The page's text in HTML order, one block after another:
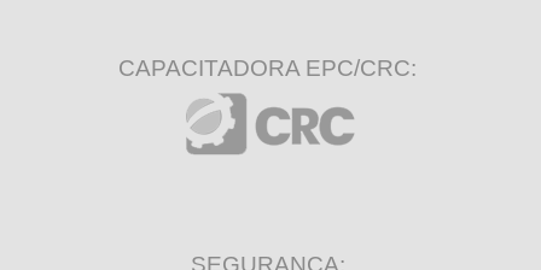
CAPACITADORA EPC/CRC: